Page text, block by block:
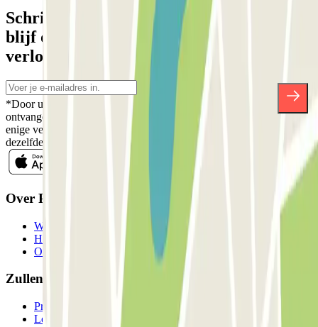
Schrijf je in voor onze nieuwsbrief en
blijf op de hoogte van kortingen,
verlotingen en vele andere verrassingen.
*Door u in te schrijven aanvaardt u ons Privacybeleid voor het
ontvangen van commerciële communicatie van Parclick. Zonder
enige verplichting kunt u zich uitschrijven wanneer u maar wilt in
dezelfde nieuwsbrief.
Over Parclick
Wie we zijn
Hoe het werkt
Onze parkeergarages
Zullen we samenwerken?
Professionals
Leverancier parkeren